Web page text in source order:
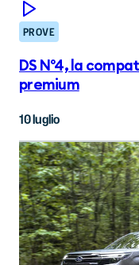
PROVE
DS N°4, la
premium
10 luglio